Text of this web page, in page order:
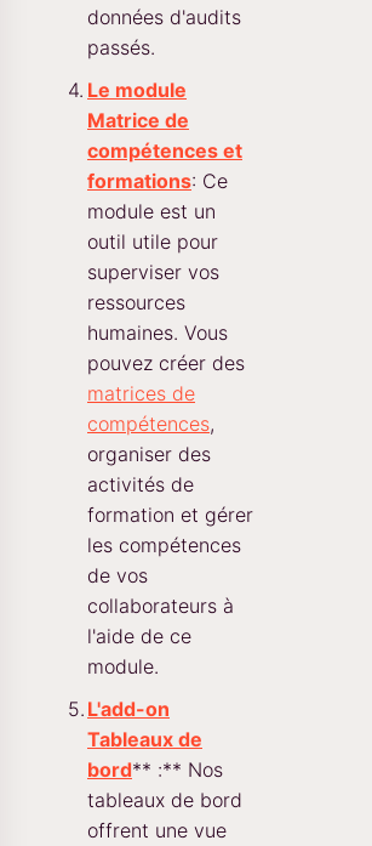
données d'audits
passés.
Le module
Matrice de
compétences et
formations: Ce
module est un
outil utile pour
superviser vos
ressources
humaines. Vous
pouvez créer des
matrices de
compétences,
organiser des
activités de
formation et gérer
les compétences
de vos
collaborateurs à
l'aide de ce
module.
L'add-on
Tableaux de
bord** :** Nos
tableaux de bord
offrent une vue